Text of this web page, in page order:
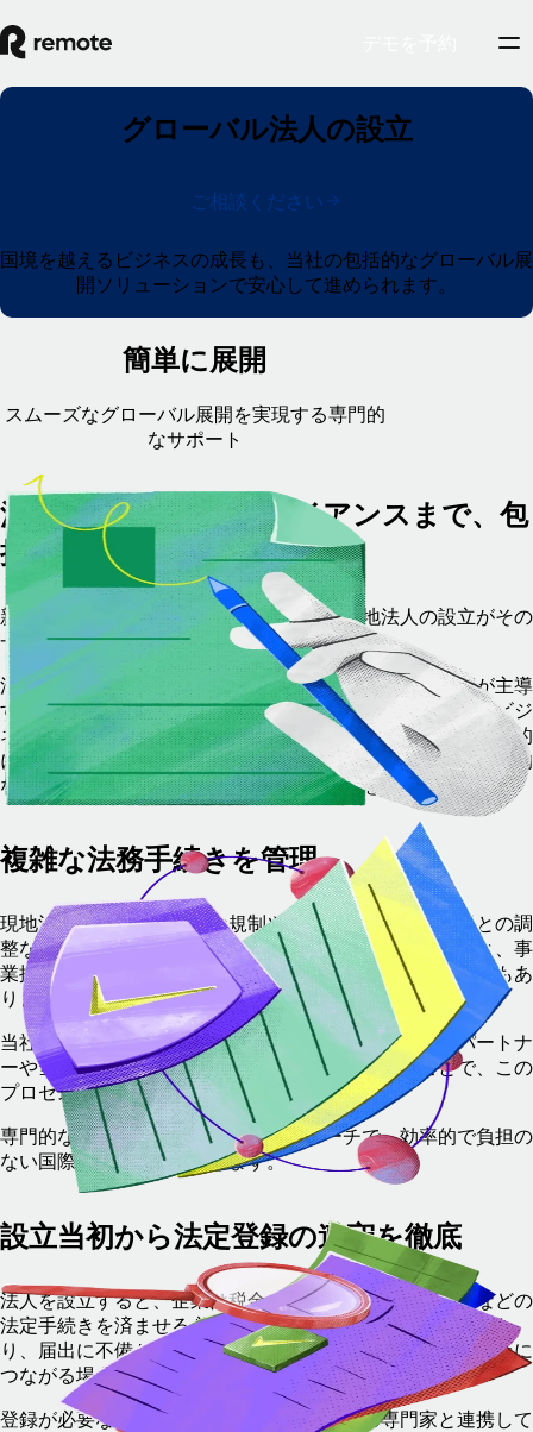
グローバル法人の設立
国境を越えるビジネスの成長も、当社の包括的なグローバル展
開ソリューションで安心して進められます。
ご相談ください
簡単に展開
スムーズなグローバル展開を実現する専門的
なサポート
法人設立からコンプライアンスまで、包
括的にサポート
新市場への展開には困難が伴いますが、現地法人の設立がその
一つである必要はありません。
法人設立や法令遵守から銀行手続きに至るまで、専門家が主導
する当社のサービスがすべてのプロセスをシンプルにし、ビジ
ネスの成長に専念できるようサポートします。各段階で専門的
にサポートし、お客様のニーズに合わせた、スムーズで効率的
な、コンプライアンスを確保した法人設立を実現します。
複雑な法務手続きを管理
現地法人の設立は、複雑な規制や要件、複数の現地当局との調
整など、負担が重くなりがちです。遅延や不手際があると、事
業拡大が停滞し、コンプライアンスリスクが生じるおそれもあ
ります。
当社のチームは、必要な書類をすべて管理し、現地のパートナ
ーや当局と連携し、コンプライアンスを徹底することで、この
プロセスを簡素化します。
専門的なガイダンスと実績あるアプローチで、効率的で負担の
ない国際法人設立を実現します。
設立当初から法定登録の遵守を徹底
法人を設立すると、企業は税金、社会保障のほか、登記などの
法定手続きを済ませる必要があります。期限を守らなかった
り、届出に不備があったりすると、ペナルティや業務の遅延に
つながる場合もあります。
登録が必要な事項をすべて特定し、第三者の専門家と連携して